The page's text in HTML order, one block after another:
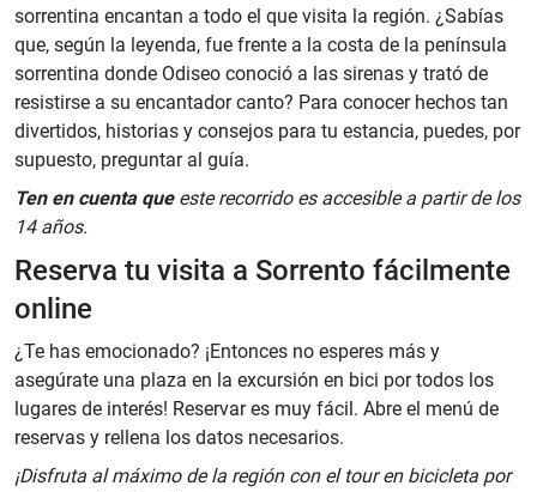
sorrentina encantan a todo el que visita la región. ¿Sabías
que, según la leyenda, fue frente a la costa de la península
sorrentina donde Odiseo conoció a las sirenas y trató de
resistirse a su encantador canto? Para conocer hechos tan
divertidos, historias y consejos para tu estancia, puedes, por
supuesto, preguntar al guía.
Ten en cuenta queeste recorrido es accesible a partir de los
14 años.
Reserva tu visita a Sorrento fácilmente
online
¿Te has emocionado? ¡Entonces no esperes más y
asegúrate una plaza en la excursión en bici por todos los
lugares de interés! Reservar es muy fácil. Abre el menú de
reservas y rellena los datos necesarios.
¡Disfruta al máximo de la región con el tour en bicicleta por